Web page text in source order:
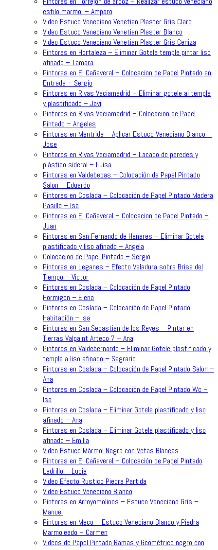
estilo marmol – Amparo
Video Estuco Veneciano Venetian Plaster Gris Claro
Video Estuco Veneciano Venetian Plaster Blanco
Video Estuco Veneciano Venetian Plaster Gris Ceniza
Pintores en Hortaleza – Eliminar Gotele temple pintar liso
afinado – Tamara
Pintores en El Cañaveral – Colocacion de Papel Pintado en
Entrada – Sergio
Pintores en Rivas Vaciamadrid – Eliminar gotele al temple
y plastificado – Javi
Pintores en Rivas Vaciamadrid – Colocacion de Papel
Pintado – Angeles
Pintores en Mentrida – Aplicar Estuco Veneciano Blanco –
Jose
Pintores en Rivas Vaciamadrid – Lacado de paredes y
plástico sideral – Luisa
Pintores en Valdebebas – Colocación de Papel Pintado
Salon – Eduardo
Pintores en Coslada – Colocación de Papel Pintado Madera
Pasillo – Isa
Pintores en El Cañaveral – Colocacion de Papel Pintado –
Juan
Pintores en San Fernando de Henares – Eliminar Gotele
plastificado y liso afinado – Angela
Colocacion de Papel Pintado – Sergio
Pintores en Leganes – Efecto Veladura sobre Brisa del
Tiempo – Victor
Pintores en Coslada – Colocación de Papel Pintado
Hormigon – Elena
Pintores en Coslada – Colocación de Papel Pintado
Habitación – Isa
Pintores en San Sebastian de los Reyes – Pintar en
Tierras Valpaint Arteco 7 – Ana
Pintores en Valdebernardo – Eliminar Gotele plastificado y
temple a liso afinado – Sagrario
Pintores en Coslada – Colocación de Papel Pintado Salon –
Ana
Pintores en Coslada – Colocación de Papel Pintado Wc –
Isa
Pintores en Coslada – Eliminar Gotele plastificado y liso
afinado – Ana
Pintores en Coslada – Eliminar Gotele plastificado y liso
afinado – Emilia
Video Estuco Mármol Negro con Vetas Blancas
Pintores en El Cañaveral – Colocación de Papel Pintado
Ladrillo – Lucia
Video Efecto Rustico Piedra Partida
Video Estuco Veneciano Blanco
Pintores en Arroyomolinos – Estuco Veneciano Gris –
Manuel
Pintores en Meco – Estuco Veneciano Blanco y Piedra
Marmoleado – Carmen
Videos de Papel Pintado Ramas y Geométrico negro con